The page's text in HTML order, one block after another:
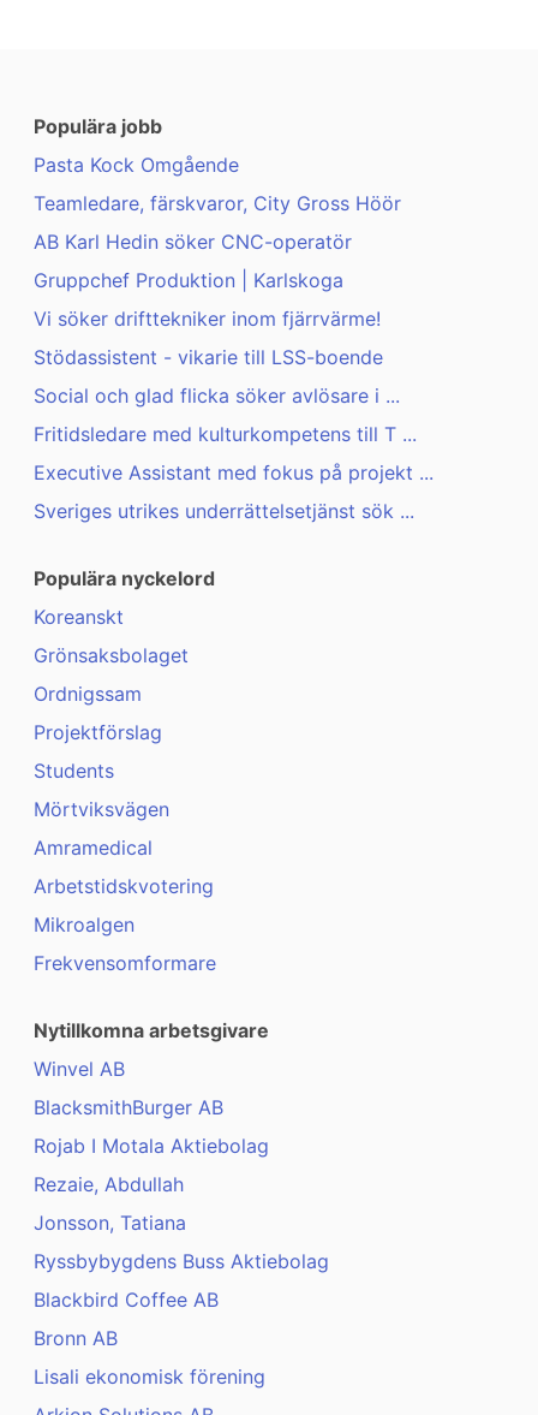
Populära jobb
Pasta Kock Omgående
Teamledare, färskvaror, City Gross Höör
AB Karl Hedin söker CNC-operatör
Gruppchef Produktion | Karlskoga
Vi söker drifttekniker inom fjärrvärme!
Stödassistent - vikarie till LSS-boende
Social och glad flicka söker avlösare i ...
Fritidsledare med kulturkompetens till T ...
Executive Assistant med fokus på projekt ...
Sveriges utrikes underrättelsetjänst sök ...
Populära nyckelord
Koreanskt
Grönsaksbolaget
Ordnigssam
Projektförslag
Students
Mörtviksvägen
Amramedical
Arbetstidskvotering
Mikroalgen
Frekvensomformare
Nytillkomna arbetsgivare
Winvel AB
BlacksmithBurger AB
Rojab I Motala Aktiebolag
Rezaie, Abdullah
Jonsson, Tatiana
Ryssbybygdens Buss Aktiebolag
Blackbird Coffee AB
Bronn AB
Lisali ekonomisk förening